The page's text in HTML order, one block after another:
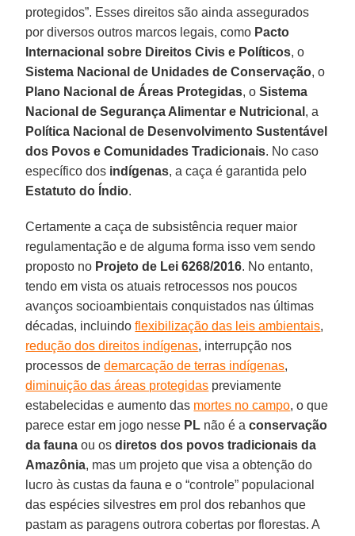
protegidos”. Esses direitos são ainda assegurados
por diversos outros marcos legais, como Pacto
Internacional sobre Direitos Civis e Políticos, o
Sistema Nacional de Unidades de Conservação, o
Plano Nacional de Áreas Protegidas, oSistema
Nacional de Segurança Alimentar e Nutricional , a
Política Nacional de Desenvolvimento Sustentável
dos Povos e Comunidades Tradicionais. No caso
específico dos indígenas, a caça é garantida pelo
Estatuto do Índio.
Certamente a caça de subsistência requer maior
regulamentação e de alguma forma isso vem sendo
proposto no Projeto de Lei 6268/2016. No entanto,
tendo em vista os atuais retrocessos nos poucos
avanços socioambientais conquistados nas últimas
décadas, incluindoflexibilização das leis ambientais,
redução dos direitos indígenas, interrupção nos
processos dedemarcação de terras indígenas,
diminuição das áreas protegidas previamente
estabelecidas e aumento das mortes no campo, o que
parece estar em jogo nesse PL não é aconservação
da fauna ou osdiretos dos povos tradicionais da
Amazônia, mas um projeto que visa a obtenção do
lucro às custas da fauna e o “controle” populacional
das espécies silvestres em prol dos rebanhos que
pastam as paragens outrora cobertas por florestas. A